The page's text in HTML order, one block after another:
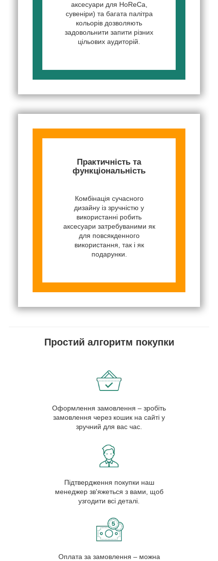
аксесуари для HoReCa,
сувеніри) та багата палітра
кольорів дозволяють
задовольнити запити різних
цільових аудиторій.
Практичність та
функціональність
Комбінація сучасного
дизайну із зручністю у
використанні робить
аксесуари затребуваними як
для повсякденного
використання, так і як
подарунки.
Простий алгоритм покупки
Оформлення замовлення – зробіть
замовлення через кошик на сайті у
зручний для вас час.
Підтвердження покупки наш
менеджер зв'яжеться з вами, щоб
узгодити всі деталі.
Оплата за замовлення – можна